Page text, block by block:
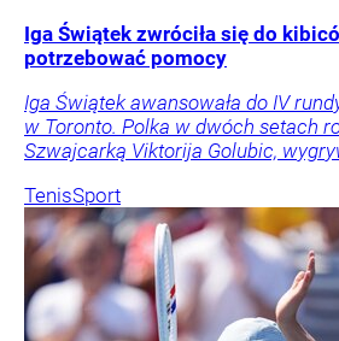
Iga Świątek zwróciła się do
potrzebować pomocy
Iga Świątek awansowała do IV
w Toronto. Polka w dwóch setach
Szwajcarką Viktorija Golubic,
TenisSport